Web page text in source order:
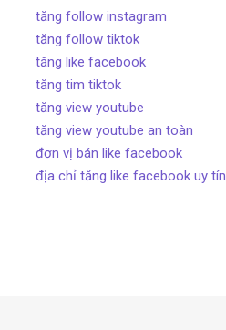
tăng follow instagram
tăng follow tiktok
tăng like facebook
tăng tim tiktok
tăng view youtube
tăng view youtube an toàn
đơn vị bán like facebook
địa chỉ tăng like facebook uy tín